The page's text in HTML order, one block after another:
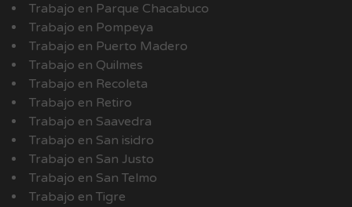
Trabajo en Parque Chacabuco
Trabajo en Pompeya
Trabajo en Puerto Madero
Trabajo en Quilmes
Trabajo en Recoleta
Trabajo en Retiro
Trabajo en Saavedra
Trabajo en San isidro
Trabajo en San Justo
Trabajo en San Telmo
Trabajo en Tigre